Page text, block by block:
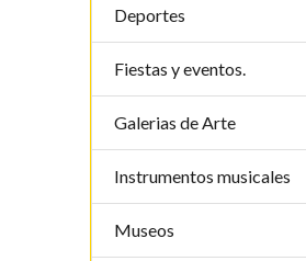
Deportes
Fiestas y eventos.
Galerias de Arte
Instrumentos musicales
Museos